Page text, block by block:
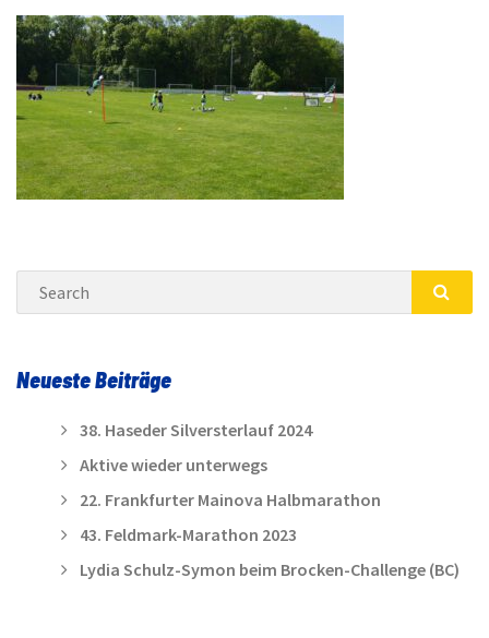
Search
Neueste Beiträge
38. Haseder Silversterlauf 2024
Aktive wieder unterwegs
22. Frankfurter Mainova Halbmarathon
43. Feldmark-Marathon 2023
Lydia Schulz-Symon beim Brocken-Challenge (BC)